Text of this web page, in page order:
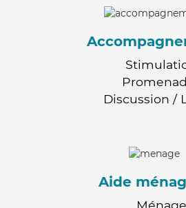
Discussion /
Aide
Ménage